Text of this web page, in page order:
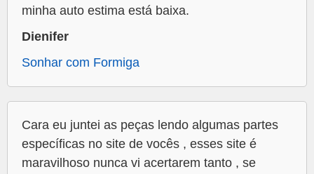
minha auto estima está baixa.
Dienifer
Sonhar com Formiga
Cara eu juntei as peças lendo algumas partes
específicas no site de vocês , esses site é
maravilhoso nunca vi acertarem tanto , se